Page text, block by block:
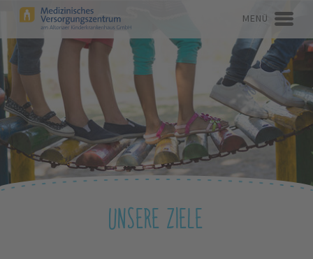
MENÜ
UNSERE ZIELE